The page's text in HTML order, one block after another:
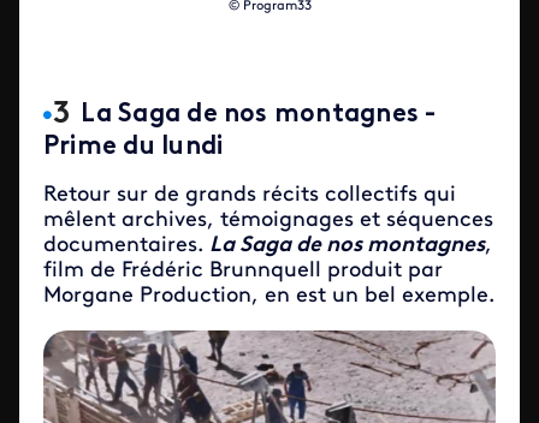
© Program33
La Saga de nos montagnes -
Prime du lundi
Retour sur de grands récits collectifs qui
mêlent archives, témoignages et séquences
documentaires. La Saga de nos montagnes,
film de Frédéric Brunnquell produit par
Morgane Production, en est un bel exemple.
ID de la video FTV Preview